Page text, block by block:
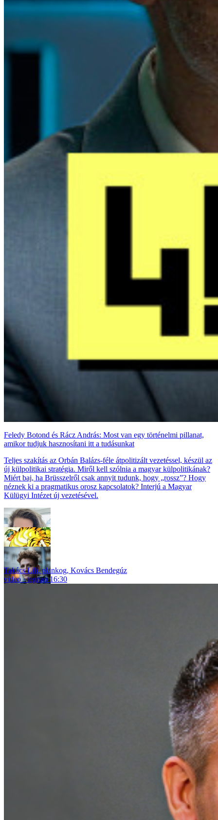
Feledy Botond és Rácz András: Most van egy történelmi pillanat,
amikor tudjuk hasznosítani itt a tudásunkat
Teljes szakítás az Orbán Balázs-féle átpolitizált vezetéssel, készül az
új külpolitikai stratégia. Miről kell szólnia a magyar külpolitikának?
Miért baj, ha Brüsszelről csak annyit tudunk, hogy „rossz”? Hogy
néznek ki a pragmatikus orosz kapcsolatok? Interjú a Magyar
Külügyi Intézet új vezetésével.
Takács Lili,plankog, Kovács Bendegúz
video
tegnap 16:30